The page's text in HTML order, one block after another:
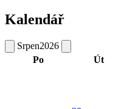
Kalendář
Srpen2026
Po
Út